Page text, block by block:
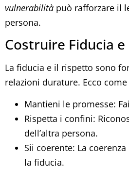
vulnerabilità può rafforzare il
persona.
Costruire Fiducia
La fiducia e il rispetto sono
relazioni durature. Ecco
Mantieni le promesse:
Rispetta i confini:
dell’altra persona.
Sii coerente: La
la fiducia.